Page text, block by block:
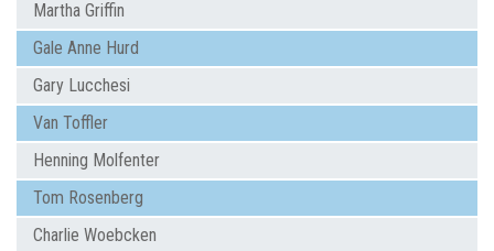
Martha Griffin
Gale Anne Hurd
Gary Lucchesi
Van Toffler
Henning Molfenter
Tom Rosenberg
Charlie Woebcken